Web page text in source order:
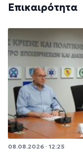
Επικαιρότητα
08.08.2026 · 12:25